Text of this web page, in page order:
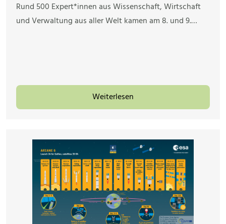
Rund 500 Expert*innen aus Wissenschaft, Wirtschaft
und Verwaltung aus aller Welt kamen am 8. und 9.…
Weiterlesen